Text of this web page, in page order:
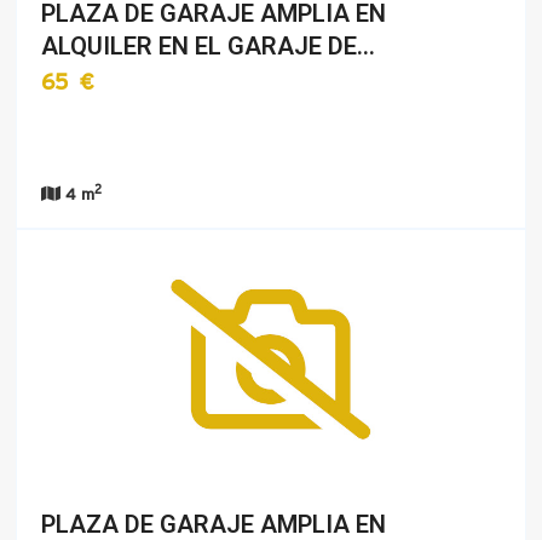
PLAZA DE GARAJE AMPLIA EN
ALQUILER EN EL GARAJE DE…
65 €
4 m2
PLAZA DE GARAJE AMPLIA EN